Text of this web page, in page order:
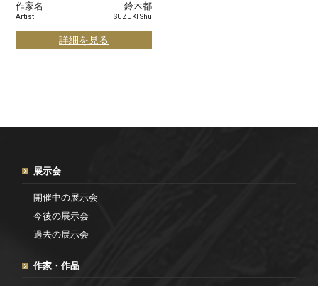
作家名
Artist
鈴木都
SUZUKI Shu
詳細を見る
展示会
開催中の展示会
今後の展示会
過去の展示会
作家・作品